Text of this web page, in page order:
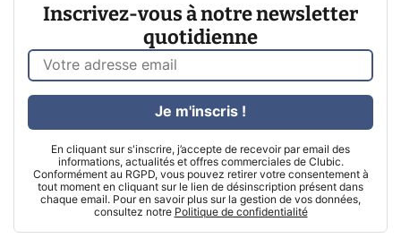
Inscrivez-vous à notre newsletter
quotidienne
En cliquant sur s'inscrire, j’accepte de recevoir par email des
informations, actualités et offres commerciales de Clubic.
Conformément au RGPD, vous pouvez retirer votre consentement à
tout moment en cliquant sur le lien de désinscription présent dans
chaque email. Pour en savoir plus sur la gestion de vos données,
consultez notre Politique de confidentialité
Je m'inscris !